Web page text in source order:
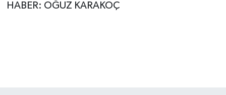
HABER: OĞUZ KARAKOÇ